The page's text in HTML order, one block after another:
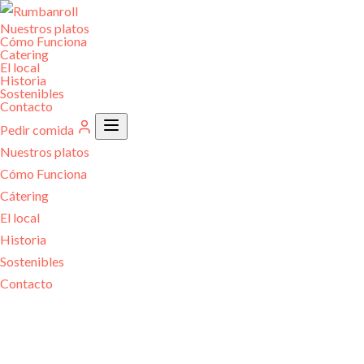
Nuestros platos
Cómo Funciona
Catering
El local
Historia
Sostenibles
Contacto
Pedir comida
Nuestros platos
Cómo Funciona
Cátering
El local
Historia
Sostenibles
Contacto